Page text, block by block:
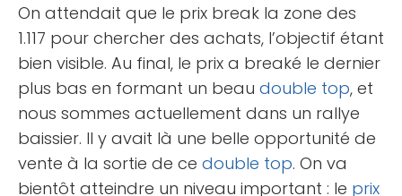
On attendait que le prix break la zone des
1.117 pour chercher des achats, l’objectif étant
bien visible. Au final, le prix a breaké le dernier
plus bas en formant un beau double top, et
nous sommes actuellement dans un rallye
baissier. Il y avait là une belle opportunité de
vente à la sortie de ce double top. On va
bientôt atteindre un niveau important : le prix